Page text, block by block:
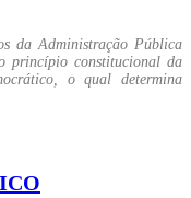
da Administração Pública
princípio constitucional da
o qual determina